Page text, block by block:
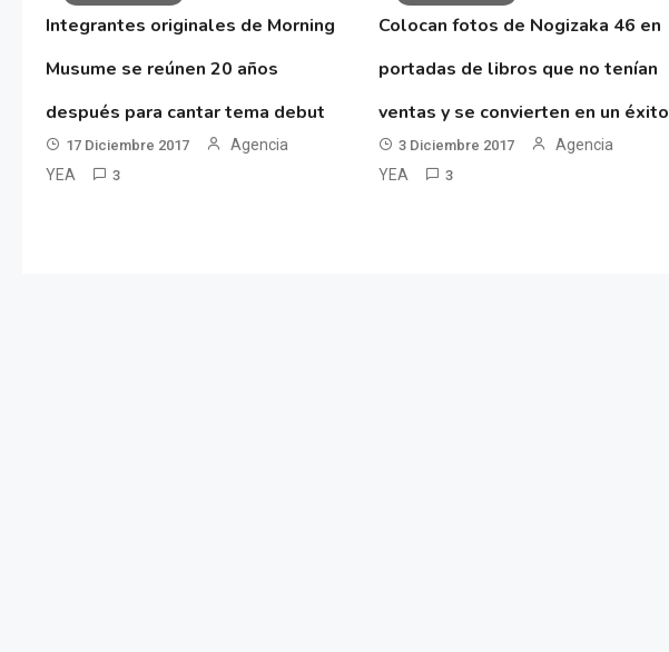
Integrantes originales de Morning
Musume se reúnen 20 años
después para cantar tema debut
17 Diciembre 2017
Agencia
YEA
3
Colocan fotos de Nogizaka 46 en
portadas de libros que no tenían
ventas y se convierten en un éxito
3 Diciembre 2017
Agencia
YEA
3